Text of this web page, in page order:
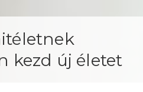
kezd új életet